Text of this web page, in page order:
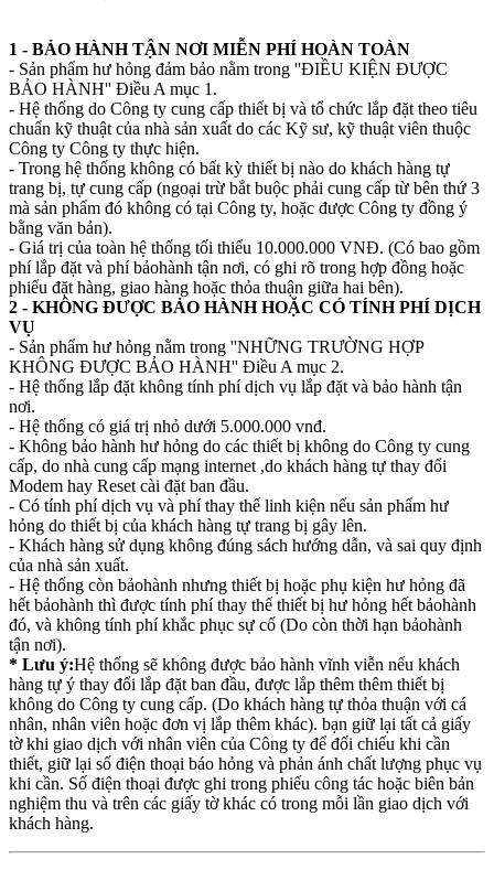
1 - BẢO HÀNH TẬN NƠI MIỄN PHÍ HOÀN TOÀN
- Sản phẩm hư hỏng đảm bảo nằm trong ''ĐIỀU KIỆN ĐƯỢC
BẢO HÀNH'' Điều A mục 1.
- Hệ thống do Công ty cung cấp thiết bị và tổ chức lắp đặt theo tiêu
chuẩn kỹ thuật của nhà sản xuất do các Kỹ sư, kỹ thuật viên thuộc
Công ty Công ty thực hiện.
- Trong hệ thống không có bất kỳ thiết bị nào do khách hàng tự
trang bị, tự cung cấp (ngoại trừ bắt buộc phải cung cấp từ bên thứ 3
mà sản phẩm đó không có tại Công ty, hoặc được Công ty đồng ý
bằng văn bản).
- Giá trị của toàn hệ thống tối thiểu 10.000.000 VNĐ. (Có bao gồm
phí lắp đặt và phí bảohành tận nơi, có ghi rõ trong hợp đồng hoặc
phiếu đặt hàng, giao hàng hoặc thỏa thuận giữa hai bên).
2 - KHÔNG ĐƯỢC BẢO HÀNH HOẶC CÓ TÍNH PHÍ DỊCH
VỤ
- Sản phẩm hư hỏng nằm trong ''NHỮNG TRƯỜNG HỢP
KHÔNG ĐƯỢC BẢO HÀNH'' Điều A mục 2.
- Hệ thống lắp đặt không tính phí dịch vụ lắp đặt và bảo hành tận
nơi.
- Hệ thống có giá trị nhỏ dưới 5.000.000 vnđ.
- Không bảo hành hư hỏng do các thiết bị không do Công ty cung
cấp, do nhà cung cấp mạng internet ,do khách hàng tự thay đổi
Modem hay Reset cài đặt ban đầu.
- Có tính phí dịch vụ và phí thay thế linh kiện nếu sản phẩm hư
hỏng do thiết bị của khách hàng tự trang bị gây lên.
- Khách hàng sử dụng không đúng sách hướng dẫn, và sai quy định
của nhà sản xuất.
- Hệ thống còn bảohành nhưng thiết bị hoặc phụ kiện hư hỏng đã
hết bảohành thì được tính phí thay thế thiết bị hư hỏng hết bảohành
đó, và không tính phí khắc phục sự cố (Do còn thời hạn bảohành
tận nơi).
* Lưu ý:Hệ thống sẽ không được bảo hành vĩnh viễn nếu khách
hàng tự ý thay đổi lắp đặt ban đầu, được lắp thêm thêm thiết bị
không do Công ty cung cấp. (Do khách hàng tự thỏa thuận với cá
nhân, nhân viên hoặc đơn vị lắp thêm khác). bạn giữ lại tất cả giấy
tờ khi giao dịch với nhân viên của Công ty để đối chiếu khi cần
thiết, giữ lại số điện thoại báo hỏng và phản ánh chất lượng phục vụ
khi cần. Số điện thoại được ghi trong phiếu công tác hoặc biên bản
nghiệm thu và trên các giấy tờ khác có trong mỗi lần giao dịch với
khách hàng.